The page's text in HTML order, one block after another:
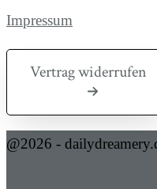
Impressum
Vertrag widerrufen
@2026 -